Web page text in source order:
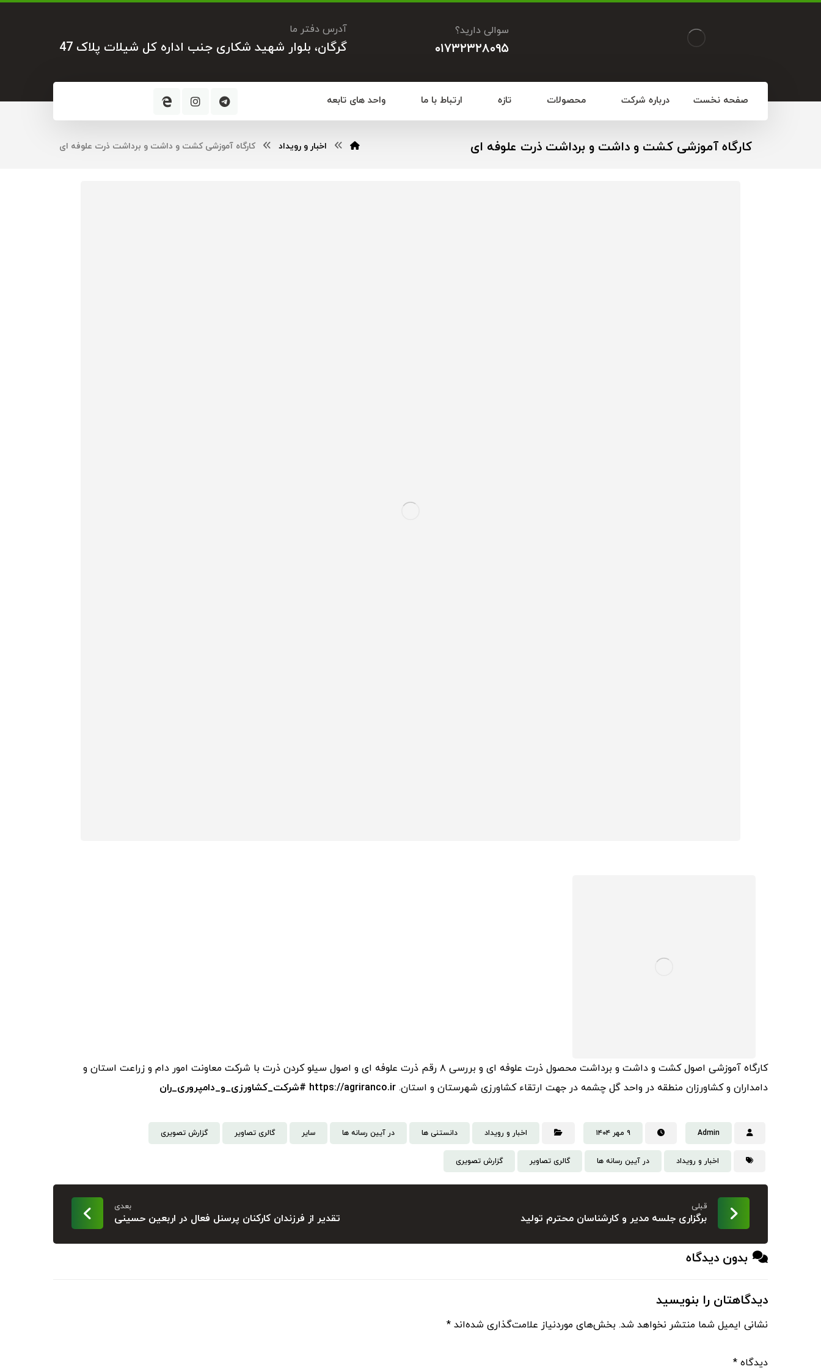
آدرس دفتر ما
گرگان، بلوار شهید شکاری جنب اداره کل شیلات پلاک 47
سوالی دارید؟
۰۱۷۳۲۳۲۸۰۹۵
صفحه نخست درباره شرکت محصولات تازه ارتباط با ما واحد های تابعه
کارگاه آموزشی کشت و داشت و برداشت ذرت علوفه ای اخبار و رویداد کارگاه آموزشی کشت و داشت و برداشت ذرت علوفه ای
کارگاه آموزشی اصول کشت و داشت و برداشت محصول ذرت علوفه ای و بررسی ۸ رقم ذرت علوفه ای و اصول سیلو کردن ذرت با شرکت معاونت امور دام و زراعت استان و
دامداران و کشاورزان منطقه در واحد گل چشمه در جهت ارتقاء کشاورزی شهرستان و استان. https://agriranco.ir #شرکت_کشاورزی_و_دامپروری_ران
Admin ۹ مهر ۱۴۰۴ اخبار و رویداد دانستنی‌ ها در آیین رسانه ها سایر گالری تصاویر گزارش تصویری
اخبار و رویداد در آیین رسانه ها گالری تصاویر گزارش تصویری
قبلی
برگزاری جلسه مدیر و کارشناسان محترم تولید
بعدی
تقدیر از فرزندان کارکنان پرسنل فعال در اربعین حسینی
بدون دیدگاه
دیدگاهتان را بنویسید
نشانی ایمیل شما منتشر نخواهد شد. بخش‌های موردنیاز علامت‌گذاری شده‌اند *
دیدگاه *